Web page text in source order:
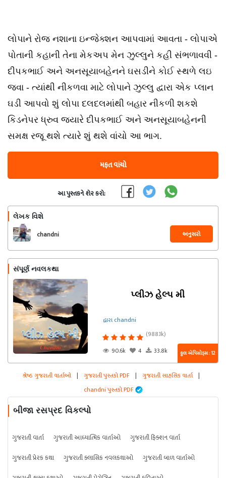
લોપાને રોજ નશાના ઇન્જેક્શન આપવામાં આવતા - લોપાએ
પોતાની કહાની તેના મેકઅપ મેન ઝુલ્લુને કહી સંભળાવવી -
દીપકભાઈ અને અનસૂયાબહેનને ઘસડીને કોઈ સ્થળે લઇ
જવા - ત્યાંથી નીકળવા માટે લોપાને ઝુલ્લુ દ્વારા એક પ્લાન
ઘડી આપવો શું લોપા દલદલમાંથી બહાર નીકળી શકશે
કિડનેપર ધ્રુવ જયારે દીપકભાઈ અને અનસૂયાબહેનની
સમક્ષ રજૂ થશે ત્યારે શું થશે વાંચો આ ભાગ.
મફત વાંચો
આ પુસ્તકને શેર કરો:
લેખક વિશે
chandni અનુસરો
સંપૂર્ણ નવલકથા
પ્લીઝ હેલ્પ મી
દ્વારા chandni
(988.1k)
90.6k
4 33.8k કુલ એપિસોડ્સ : 12
શ્રેષ્ઠ ગુજરાતી વાર્તાઓ | ગુજરાતી પુસ્તકો PDF | ગુજરાતી સાહસિક વાર્તા |
chandni પુસ્તકો PDF
બીજા રસપ્રદ વિકલ્પો
ગુજરાતી વાર્તા ગુજરાતી આધ્યાત્મિક વાર્તાઓ
ગુજરાતી ફિક્શન વાર્તા
ગુજરાતી પ્રેરક કથા
ગુજરાતી ક્લાસિક નવલકથાઓ
ગુજરાતી બાળ વાર્તાઓ